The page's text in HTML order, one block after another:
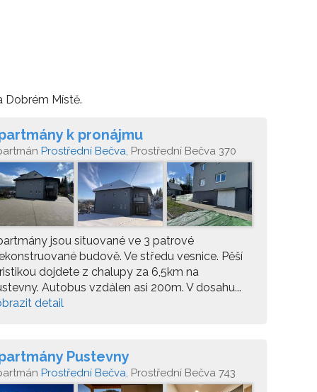
Dobrém Místě.
k pronájmu
Prostřední Bečva, Prostřední Bečva 370
jsou situované ve 3 patrové
budově. Ve středu vesnice. Pěší
dojdete z chalupy za 6,5km na
Autobus vzdálen asi 200m. V dosahu...
detail
Pustevny
Prostřední Bečva, Prostřední Bečva 743